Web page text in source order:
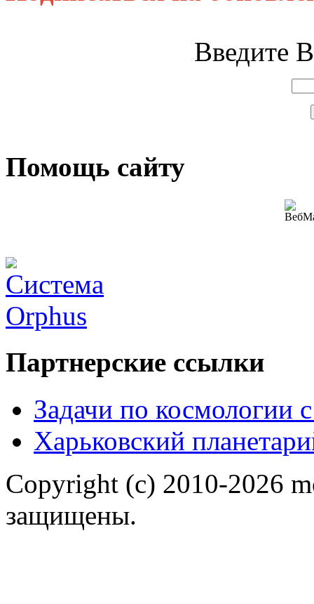
Введите
Помощь сайту
Партнерские ссылки
Задачи по космологии
Харьковский
Copyright (c) 2010-2026
защищены.